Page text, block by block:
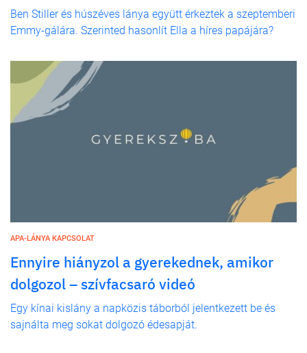
Ben Stiller és húszéves lánya együtt érkeztek a szeptemberi
Emmy-gálára. Szerinted hasonlít Ella a híres papájára?
APA-LÁNYA KAPCSOLAT
Ennyire hiányzol a gyerekednek, amikor
dolgozol – szívfacsaró videó
Egy kínai kislány a napközis táborból jelentkezett be és
sajnálta meg sokat dolgozó édesapját.